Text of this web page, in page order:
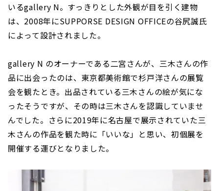
いるgallery N。すっきりとした外観が目を引く建物
は、2008年にSUPPORSE DESIGN OFFICEの谷尻誠氏
によって設計されました。
gallery N のオーナーである二宮さんが、三木さんの作
品に出会ったのは、東京都美術館で杉戸洋さんの展覧
会を観たとき。出品されている三木さんの絵が気にな
ったそうですが、その時は三木さんを認識していませ
んでした。さらに2019年に名古屋で展示されていた三
木さんの作品を観た時に「いいな」と思い、初個展を
開催する運びとなりました。